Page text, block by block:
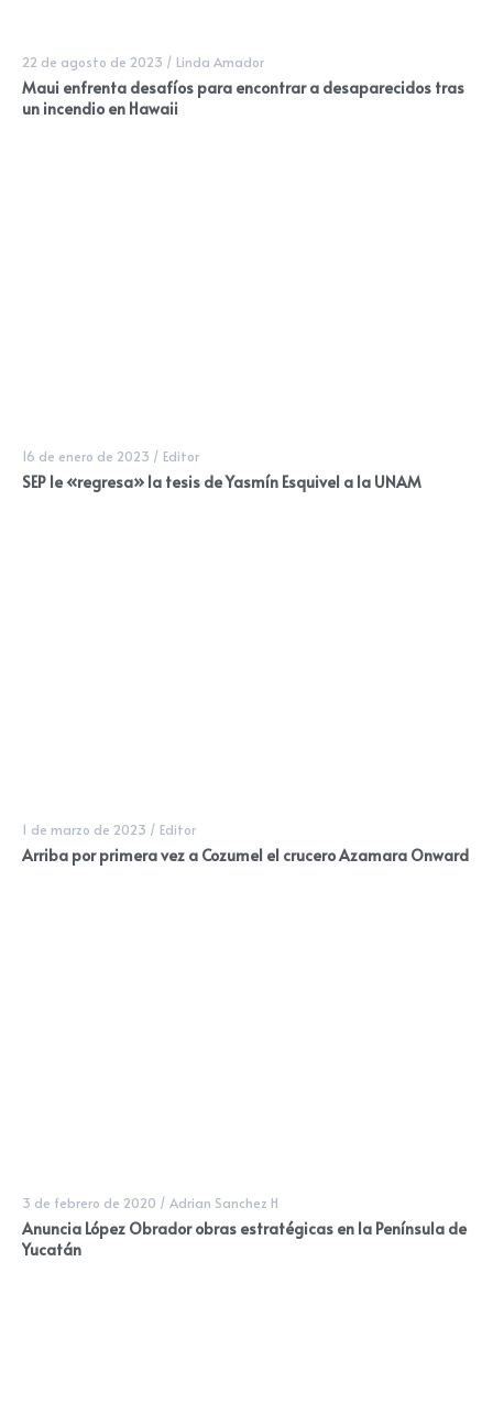
22 de agosto de 2023 / Linda Amador
Maui enfrenta desafíos para encontrar a desaparecidos tras
un incendio en Hawaii
16 de enero de 2023 / Editor
SEP le «regresa» la tesis de Yasmín Esquivel a la UNAM
1 de marzo de 2023 / Editor
Arriba por primera vez a Cozumel el crucero Azamara Onward
3 de febrero de 2020 / Adrian Sanchez H
Anuncia López Obrador obras estratégicas en la Península de
Yucatán